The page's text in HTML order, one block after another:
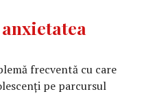
frecventă cu care
pe parcursul